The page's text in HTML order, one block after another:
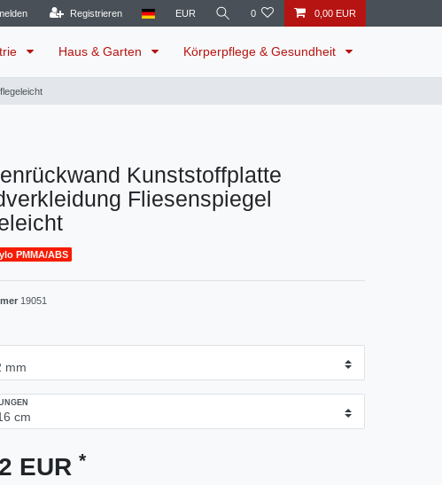
Registrieren EUR 0 0,00 EUR
Haus & Garten Körperpflege & Gesundheit
Kunststoffplatte
Fliesenspiegel
PMMA/ABS
19051
EUR *